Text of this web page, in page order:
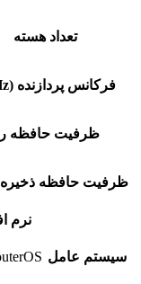
تعداد هسته
فرکانس پردازنده (MHz)
ظرفیت حافظه
ظرفیت حافظه
نرم
سیستم عامل